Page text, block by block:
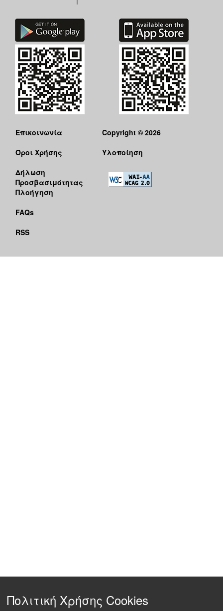
Επικοινωνία
Όροι Χρήσης
Δήλωση
Προσβασιμότητας
Πλοήγηση
FAQs
RSS
Copyright © 2026
Υλοποίηση
Πολιτική Χρήσης Cookies